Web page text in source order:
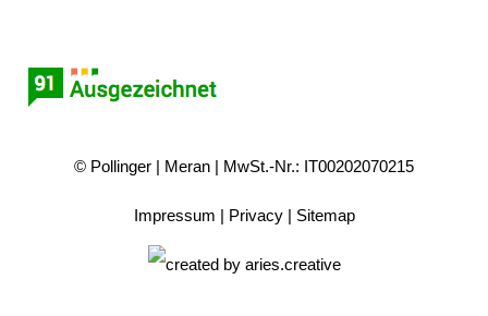
© Pollinger Meran MwSt.-Nr.: IT00202070215
Impressum Privacy Sitemap